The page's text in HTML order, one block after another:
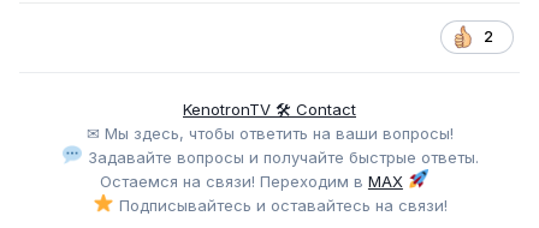
2
KenotronTV 🛠 Contact
✉ Мы здесь, чтобы ответить на ваши вопросы!
Задавайте вопросы и получайте быстрые ответы.
Остаемся на связи! Переходим в MAX
Подписывайтесь и оставайтесь на связи!